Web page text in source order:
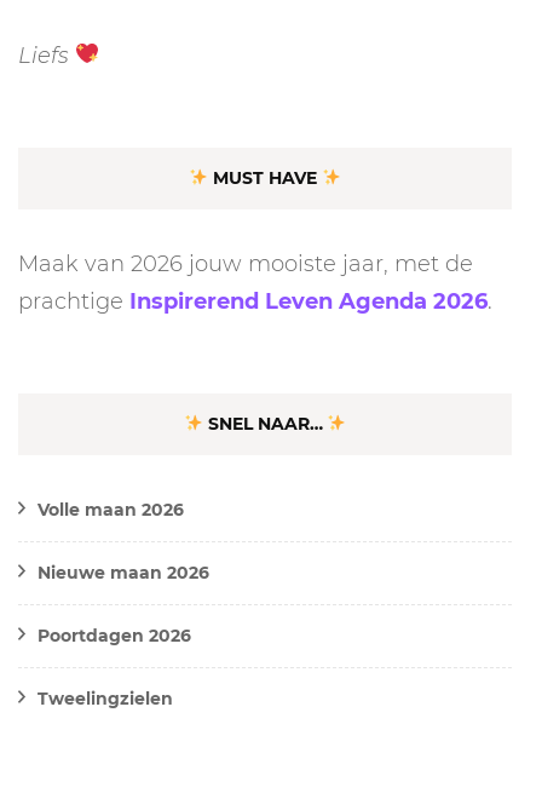
Liefs
MUST HAVE
Maak van 2026 jouw mooiste jaar, met de
prachtige Inspirerend Leven Agenda 2026.
SNEL NAAR…
Volle maan 2026
Nieuwe maan 2026
Poortdagen 2026
Tweelingzielen